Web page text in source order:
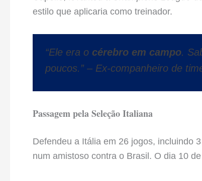
estilo que aplicaria como treinador.
“Ele era o cérebro em campo.
poucos.” – Ex-companheiro de
Passagem pela Seleção Italiana
Defendeu a Itália em 26 jogos, incluindo
num amistoso contra o Brasil. O dia 10